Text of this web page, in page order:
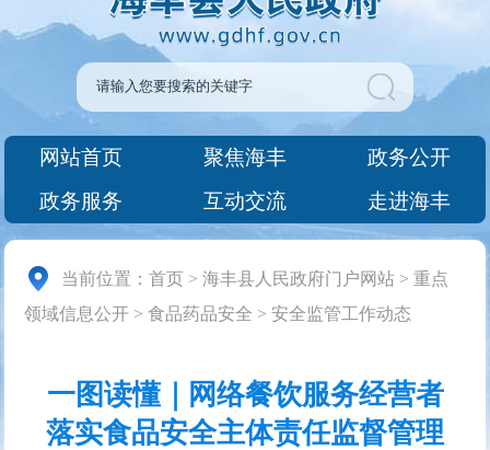
网站首页 聚焦海丰
政务公开
政务服务
互动交流 走进海丰
当前位置：首页 >海丰县人民政府门户网站 >重点
领域信息公开 >食品药品安全 >安全监管工作动态
一图读懂｜网络餐饮服务经营者
落实食品安全主体责任监督管理